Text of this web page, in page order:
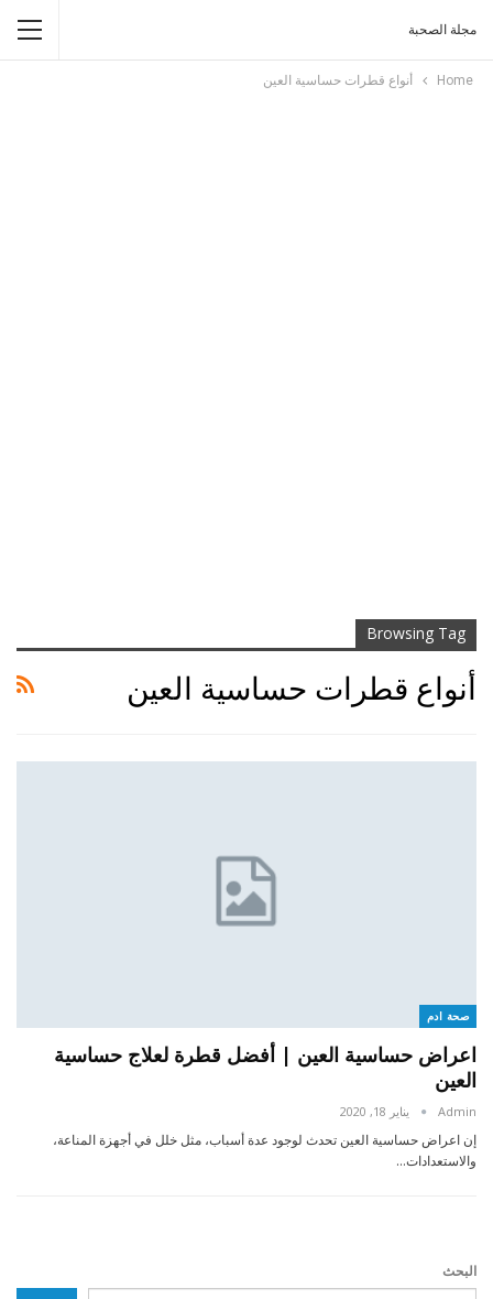
مجلة الصحبة
Home أنواع قطرات حساسية العين
Browsing Tag
أنواع قطرات حساسية العين
صحة ادم
اعراض حساسية العين | أفضل قطرة لعلاج حساسية
العين
Admin يناير 18, 2020
إن اعراض حساسية العين تحدث لوجود عدة أسباب، مثل خلل في أجهزة المناعة،
والاستعدادات…
البحث